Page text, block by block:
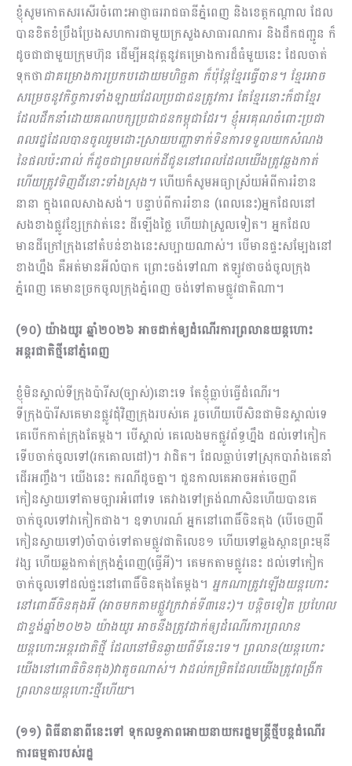
ខ្ញុំសូមកោតសរសើរចំពោះអាជ្ញាធររាជធានីភ្នំពេញ និងខេត្តកណ្ដាល ដែល
បានខិតខំប្រឹងប្រែងសហការជាមួយក្រសួងសាធារណការ និងដឹកជញ្ជូន ក៏
ដូចជាជាមួយក្រុមហ៊ុន ដើម្បីអនុវត្តនូវគម្រោងការដ៏ធំមួយនេះ ដែលចាត់
ទុកថាជាគម្រោងការប្រកបដោយមហិច្ឆតា​ ក៏ប៉ុន្តែខ្មែរធ្វើបាន។ ខ្មែរអាច
សម្រេចនូវកិច្ចការទាំងឡាយដែលប្រជាជនត្រូវការ តែខ្មែរនោះក៏ជាខ្មែរ
ដែលដឹកនាំដោយគណបក្សប្រជាជនកម្ពុជាដែរ។ ខ្ញុំអរគុណចំពោះប្រជា
ពលរដ្ឋដែលបានចូលរួមដោះស្រាយបញ្ហាទាក់ទិនការទទួលយកសំណង
នៃផលប៉ះពាល់ ក៏ដូចជាព្រមលក់ដីជូននៅពេលដែលយើងត្រូវឆ្លងកាត់
ហើយត្រូវទិញដីនោះទាំងស្រុង។ហើយក៏សូមអធ្យាស្រ័យអំពីការរំខាន
នានា ក្នុងពេលសាងសង់។ បន្ទាប់ពីការរំខាន (ពេលនេះ)អ្នកដែលនៅ
សងខាងផ្លូវខ្សែក្រវាត់នេះ ដីឡើងថ្លៃ ហើយវាស្រួលទៀត។ អ្នកដែល
មានដីក្រៅក្រុងនៅតំបន់ខាងនេះសប្បាយណាស់។ បើមានផ្ទះសម្បែងនៅ
ខាងហ្នឹង គឺអត់មានអីលំបាក ព្រោះចង់ទៅណា ឥឡូវថាចង់ចូលក្រុង
ភ្នំពេញ គេមានច្រកចូលក្រុងភ្នំពេញ ចង់ទៅតាមផ្លូវជាតិណា។
(១០) យ៉ាងយូរ ឆ្នាំ២០២៦ អាចដាក់ឲ្យដំណើរការព្រលានយន្តហោះ
អន្តរជាតិថ្មីនៅភ្នំពេញ
ខ្ញុំមិនស្គាល់ទីក្រុងប៉ារីស(ច្បាស់)នោះទេ តែខ្ញុំធ្លាប់ធ្វើដំណើរ។
ទីក្រុងប៉ារីសគេមានផ្លូវជុំវិញក្រុងរបស់គេ រួចហើយបើសិនជាមិនស្គាល់ទេ
គេបើកកាត់ក្រុងតែម្ដង។ បើស្គាល់ គេលេងមកផ្លូវព័ទ្ធហ្នឹង ដល់ទៅកៀក
ទើបចាក់ចូលទៅ(រកគោលដៅ)។ វាជិត។ ដែលធ្លាប់ទៅស្រុកបារាំងគេនាំ
ដើរអញ្ចឹង។ យើងនេះ ករណីដូចគ្នា។ ជួនកាលគេអាចអត់ចេញពី
កៀនស្វាយទៅតាមច្បារអំពៅទេ គេវាងទៅត្រង់ណាសិនហើយបានគេ
ចាក់ចូលទៅវាកៀកជាង។ ឧទាហរណ៍ អ្នកនៅពោធិ៍ចិនតុង (បើចេញពី
កៀនស្វាយទៅ)ចាំបាច់ទៅតាមផ្លូវជាតិលេខ១ ហើយទៅឆ្លងស្ពានព្រះមុនី
វង្ស ហើយឆ្លងកាត់ក្រុងភ្នំពេញ(ធ្វើអី)។ គេមកតាមផ្លូវនេះ ដល់ទៅកៀក
ចាក់ចូលទៅដល់ផ្ទះនៅពោធិ៍ចិនតុងតែម្ដង។ អ្នកណាត្រូវឡើងយន្តហោះ
នៅពោធិ៍ចិនតុងអី (អាចមកតាមផ្លួវក្រវាត់ទី៣នេះ)។ បន្តិចទៀត ប្រហែល
ជាខ្ទង់ឆ្នាំ២០២៦ យ៉ាងយូរ អាចនឹងត្រូវដាក់ឲ្យដំណើរការព្រលាន
យន្តហោះអន្តរជាតិថ្មី ដែលនៅមិនឆ្ងាយពីទីនេះទេ។ ព្រលាន(យន្តហោះ
យើងនៅពោធិចិនតុង)វាតូចណាស់។ វាដល់កម្រិតដែលយើងត្រូវពង្រីក
ព្រលានយន្តហោះថ្មីហើយ។
(១១) ពិធីនានាពីនេះទៅ ទុកលទ្ធភាពអោយនាយករដ្ឋមន្ត្រីថ្មីបន្តដំណើរ
ការធម្មតារបស់រដ្ឋ